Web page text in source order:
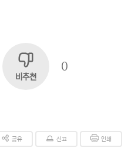
비추천
0
공유 신고 인쇄